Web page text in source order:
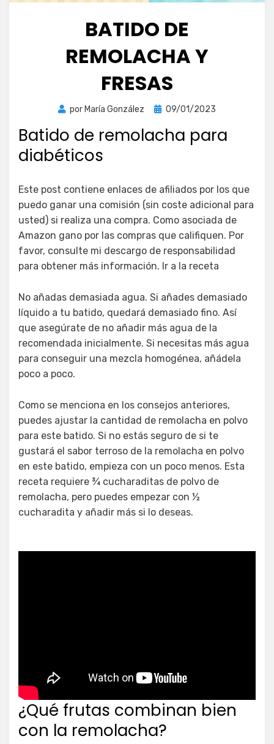
BATIDO DE
REMOLACHA Y
FRESAS
por María González
Publicada
09/01/2023
Batido de remolacha para
diabéticos
Este post contiene enlaces de afiliados por los que
puedo ganar una comisión (sin coste adicional para
usted) si realiza una compra. Como asociada de
Amazon gano por las compras que califiquen. Por
favor, consulte mi descargo de responsabilidad
para obtener más información. Ir a la receta
No añadas demasiada agua. Si añades demasiado
líquido a tu batido, quedará demasiado fino. Así
que asegúrate de no añadir más agua de la
recomendada inicialmente. Si necesitas más agua
para conseguir una mezcla homogénea, añádela
poco a poco.
Como se menciona en los consejos anteriores,
puedes ajustar la cantidad de remolacha en polvo
para este batido. Si no estás seguro de si te
gustará el sabor terroso de la remolacha en polvo
en este batido, empieza con un poco menos. Esta
receta requiere ¾ cucharaditas de polvo de
remolacha, pero puedes empezar con ½
cucharadita y añadir más si lo deseas.
¿Qué frutas combinan bien
con la remolacha?